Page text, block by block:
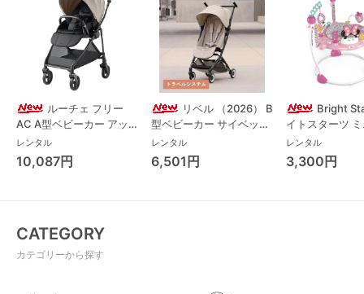
ルーチェ フリー
AC A型ベビーカー アッ
プリカ(Aprica) A型ベビ
ーカー アップリカ
(Aprica)
レンタル
10,087円
リベル （2026） B
型ベビーカー サイベック
ス(cybex)
レンタル
6,501円
Bright
イトスターツ
ス フォーエバ
レンド ジャン
パルー キッズ
レンタル
3,300円
CATEGORY
カテゴリーから探す